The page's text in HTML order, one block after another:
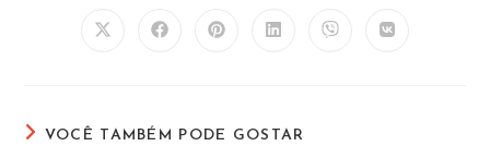
Abre Abre Abre Abre Abre Abre
VOCÊ TAMBÉM PODE GOSTAR